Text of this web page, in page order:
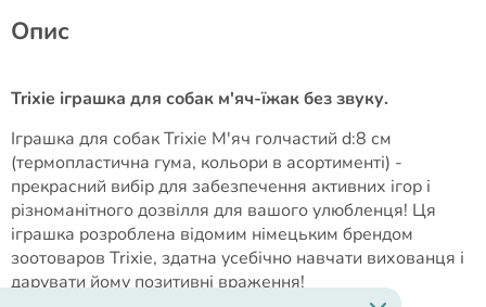
Опис
Trixie іграшка для собак м'яч-їжак без звуку.
Іграшка для собак Trixie М'яч голчастий d:8 см
(термопластична гума, кольори в асортименті) -
прекрасний вибір для забезпечення активних ігор і
різноманітного дозвілля для вашого улюбленця! Ця
іграшка розроблена відомим німецьким брендом
зоотоваров Trixie, здатна усебічно навчати вихованця і
дарувати йому позитивні враження!